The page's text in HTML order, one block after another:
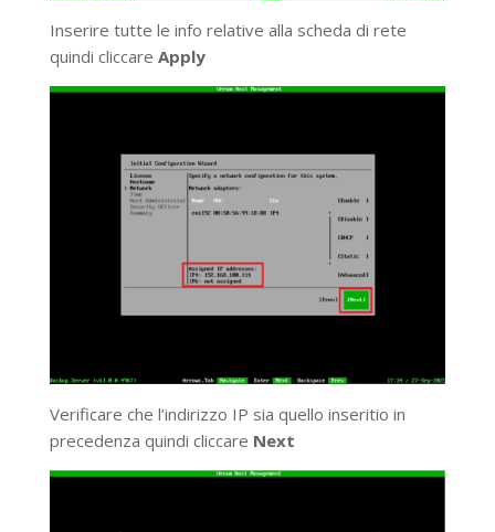
Inserire tutte le info relative alla scheda di rete
quindi cliccare Apply
Verificare che l’indirizzo IP sia quello inseritio in
precedenza quindi cliccare Next